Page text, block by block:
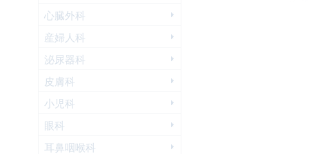
心臓外科
産婦人科
泌尿器科
皮膚科
小児科
眼科
耳鼻咽喉科